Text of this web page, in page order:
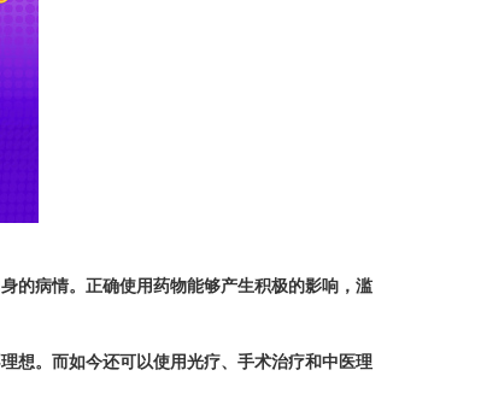
的病情。正确使用药物能够产生积极的影响，滥
想。而如今还可以使用光疗、手术治疗和中医理